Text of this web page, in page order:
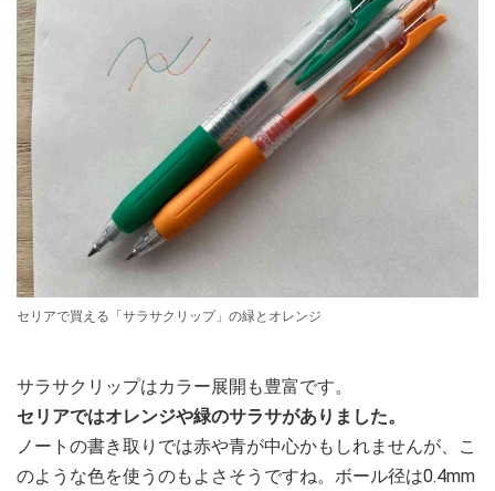
セリアで買える「サラサクリップ」の緑とオレンジ
サラサクリップはカラー展開も豊富です。
セリアではオレンジや緑のサラサがありました。
ノートの書き取りでは赤や青が中心かもしれませんが、こ
のような色を使うのもよさそうですね。ボール径は0.4mm